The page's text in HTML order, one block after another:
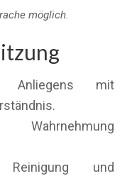
möglich.
Anliegens mit
Reinigung und